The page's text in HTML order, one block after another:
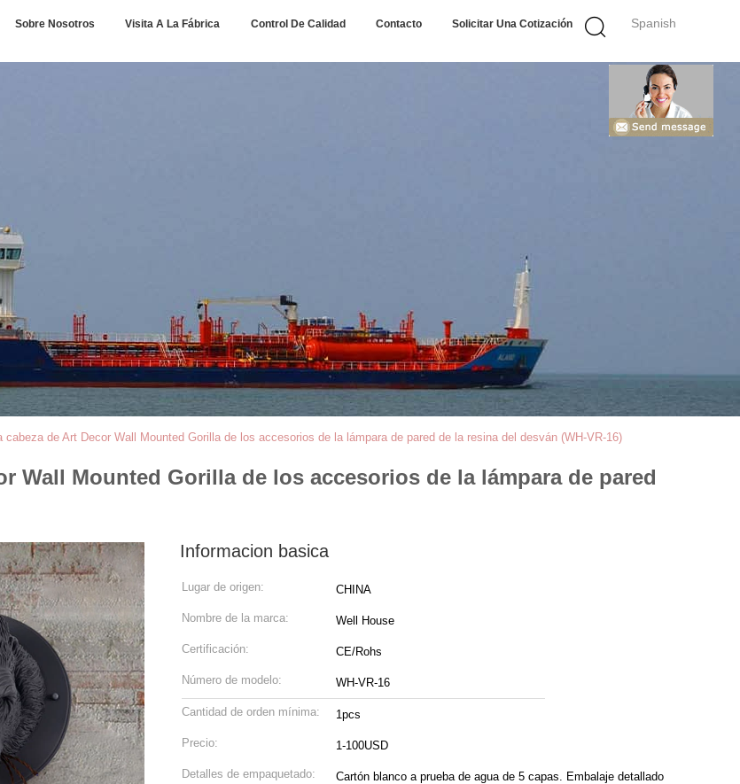
Spanish
Sobre Nosotros Visita A La Fábrica Control De Calidad Contacto Solicitar Una Cotización
cabeza de Art Decor Wall Mounted Gorilla de los accesorios de la lámpara de pared de la resina del desván (WH-VR-16)
Wall Mounted Gorilla de los accesorios de la lámpara de pared
Informacion basica
Lugar de origen: CHINA
Nombre de la marca: Well House
Certificación: CE/Rohs
Número de modelo: WH-VR-16
Cantidad de orden mínima: 1pcs
Precio: 1-100USD
Detalles de empaquetado: Cartón blanco a prueba de agua de 5 capas. Embalaje detallado